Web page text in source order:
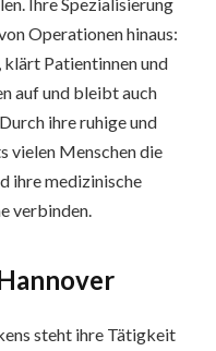
Ihre Spezialisierung
Operationen hinaus:
Patientinnen und
auf und bleibt auch
ihre ruhige und
vielen Menschen die
ihre medizinische
verbinden.
steht ihre Tätigkeit